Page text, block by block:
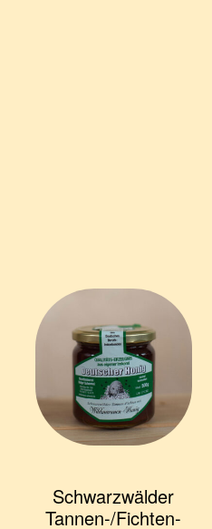
Schwarzwälder
Tannen-/Fichten-